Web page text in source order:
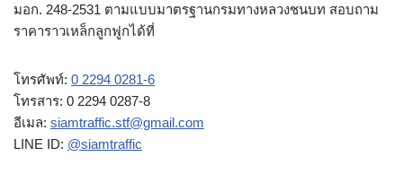
มอก. 248-2531 ตามแบบมาตรฐานกรมทางหลวงชนบท สอบถาม
ราคาราวเหล็กลูกฟูกได้ที่
โทรศัพท์: 0 2294 0281-6
โทรสาร: 0 2294 0287-8
อีเมล: siamtraffic.stf@gmail.com
LINE ID: @siamtraffic